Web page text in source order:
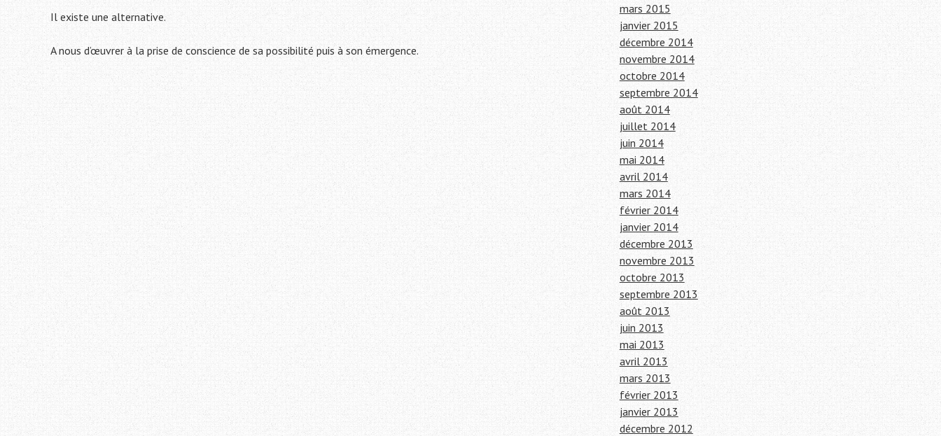
Il existe une alternative.
A nous d’œuvrer à la prise de conscience de sa possibilité puis à son émergence.
Navigation
l'article
mars 2015
janvier 2015
décembre 2014
novembre 2014
octobre 2014
septembre 2014
août 2014
juillet 2014
juin 2014
mai 2014
avril 2014
mars 2014
février 2014
janvier 2014
décembre 2013
novembre 2013
octobre 2013
septembre 2013
août 2013
juin 2013
mai 2013
avril 2013
mars 2013
février 2013
janvier 2013
décembre 2012